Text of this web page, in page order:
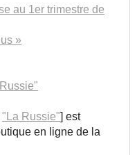
au 1er trimestre de
»
"La Russie"] est
en ligne de la